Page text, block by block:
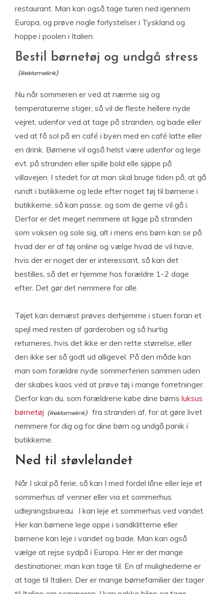
restaurant. Man kan også tage turen ned igennem
Europa, og prøve nogle forlystelser i Tyskland og
hoppe i poolen i Italien.
Bestil børnetøj og undgå stress
Nu når sommeren er ved at nærme sig og
temperaturerne stiger, så vil de fleste hellere nyde
vejret, udenfor ved at tage på stranden, og bade eller
ved at få sol på en café i byen med en café latte eller
en drink. Børnene vil også helst være udenfor og lege
evt. på stranden eller spille bold elle sjippe på
villavejen. I stedet for at man skal bruge tiden på, at gå
rundt i butikkerne og lede efter noget tøj til børnene i
butikkerne, så kan passe, og som de gerne vil gå i.
Derfor er det meget nemmere at ligge på stranden
som voksen og sole sig, alt i mens ens børn kan se på
hvad der er af tøj online og vælge hvad de vil have,
hvis der er noget der er interessant, så kan det
bestilles, så det er hjemme hos forældre 1-2 dage
efter. Det gør det nemmere for alle.
Tøjet kan dernæst prøves derhjemme i stuen foran et
spejl med resten af garderoben og så hurtig
returneres, hvis det ikke er den rette størrelse, eller
den ikke ser så godt ud alligevel. På den måde kan
man som forældre nyde sommerferien sammen uden
der skabes kaos ved at prøve tøj i mange forretninger.
Derfor kan du, som forældrene købe dine børns luksus
børnetøj
fra stranden af, for at gøre livet
nemmere for dig og for dine børn og undgå panik i
butikkerne.
Ned til støvlelandet
Når I skal på ferie, så kan I med fordel låne eller leje et
sommerhus af venner eller via et sommerhus
udlejningsbureau. I kan leje et sommerhus ved vandet.
Her kan børnene lege oppe i sandklitterne eller
børnene kan leje i vandet og bade. Man kan også
vælge at rejse sydpå i Europa. Her er der mange
destinationer, man kan tage til. En af mulighederne er
at tage til Italien. Der er mange børnefamilier der tager